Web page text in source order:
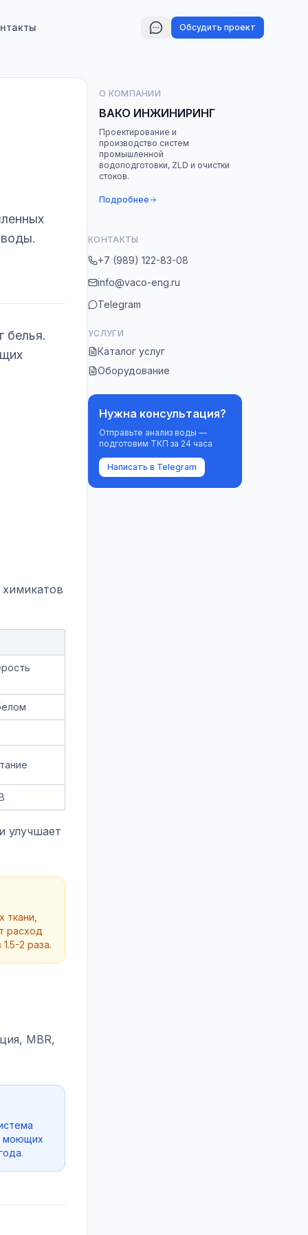
Обсудить проект
белья.
улучшает
расход
2 раза.
MBR,
моющих
О КОМПАНИИ
ВАКО ИНЖИНИРИНГ
Проектирование и
производство систем
промышленной
водоподготовки, ZLD и очистки
стоков.
Подробнее
КОНТАКТЫ
+7 (989) 122-83-08
info@vaco-eng.ru
Telegram
УСЛУГИ
Каталог услуг
Оборудование
Нужна консультация?
Отправьте анализ воды —
подготовим ТКП за 24 часа
Написать в Telegram